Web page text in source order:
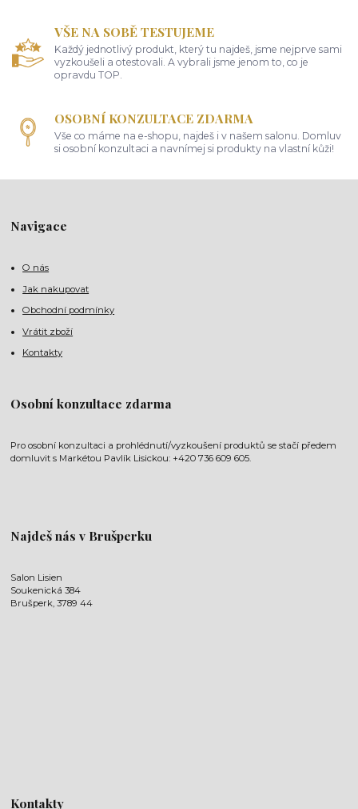
VŠE NA SOBĚ TESTUJEME
Každý jednotlivý produkt, který tu najdeš, jsme nejprve sami
vyzkoušeli a otestovali. A vybrali jsme jenom to, co je
opravdu TOP.
OSOBNÍ KONZULTACE ZDARMA
Vše co máme na e-shopu, najdeš i v našem salonu. Domluv
si osobní konzultaci a navnímej si produkty na vlastní kůži!
Navigace
O nás
Jak nakupovat
Obchodní podmínky
Vrátit zboží
Kontakty
Osobní konzultace zdarma
Pro osobní konzultaci a prohlédnutí/vyzkoušení produktů se stačí předem
domluvit s Markétou Pavlík Lisickou: +420 736 609 605.
Najdeš nás v Brušperku
Salon Lisien
Soukenická 384
Brušperk, 3789 44
Kontakty